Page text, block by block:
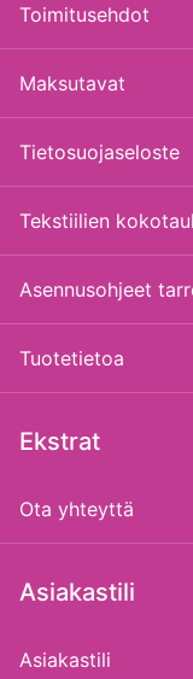
Toimitusehdot
Maksutavat
Tietosuojaseloste
Tekstiilien
Asennusohjeet
Tuotetietoa
Ekstrat
Ota yhteyttä
Asiakastili
Asiakastili